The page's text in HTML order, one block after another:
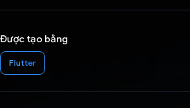
Được tạo bằng
Flutter